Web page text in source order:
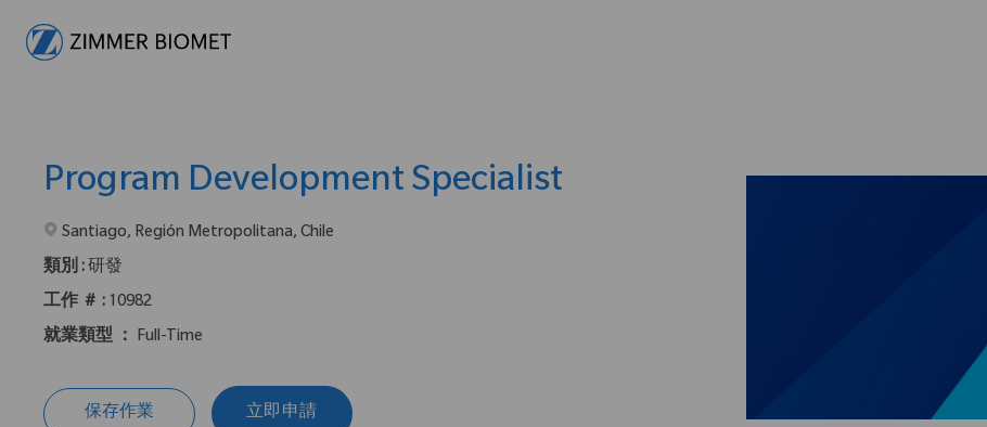
Program Development Specialist
在2地點提供 :
Santiago, Región Metropolitana, Chile
類別 :研發
工作 ＃ : 10982
就業類型 ： Full-Time
保存作業 立即申請